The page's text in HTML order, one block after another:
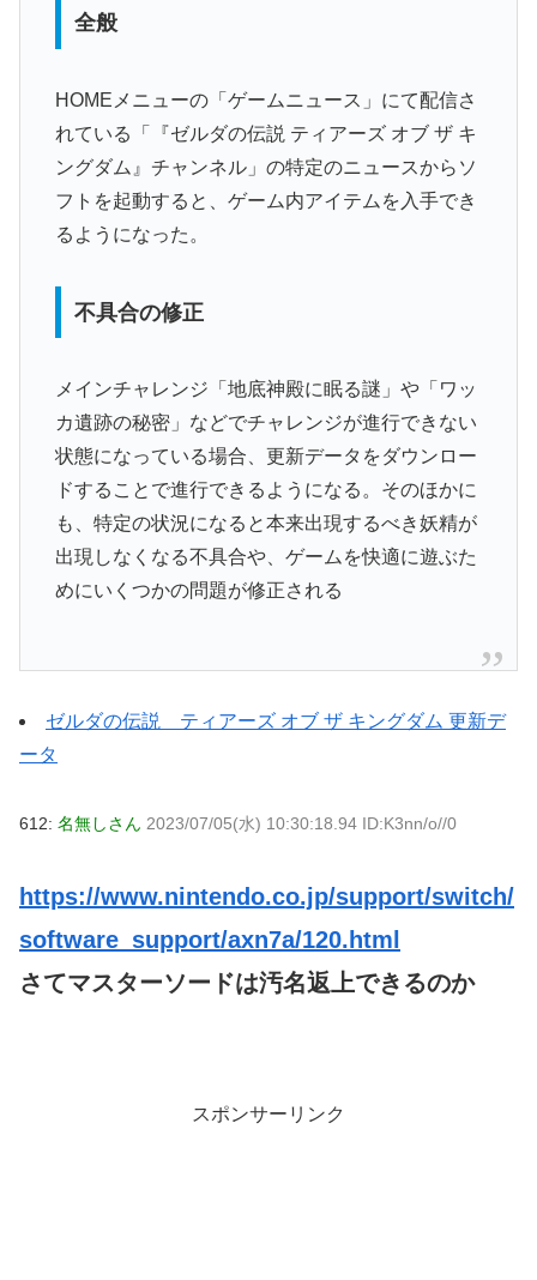
全般
HOMEメニューの「ゲームニュース」にて配信さ
れている「『ゼルダの伝説 ティアーズ オブ ザ キ
ングダム』チャンネル」の特定のニュースからソ
フトを起動すると、ゲーム内アイテムを入手でき
るようになった。
不具合の修正
メインチャレンジ「地底神殿に眠る謎」や「ワッ
カ遺跡の秘密」などでチャレンジが進行できない
状態になっている場合、更新データをダウンロー
ドすることで進行できるようになる。そのほかに
も、特定の状況になると本来出現するべき妖精が
出現しなくなる不具合や、ゲームを快適に遊ぶた
めにいくつかの問題が修正される
ゼルダの伝説 ティアーズ オブ ザ キングダム 更新デ
ータ
612: 名無しさん 2023/07/05(水) 10:30:18.94 ID:K3nn/o//0
https://www.nintendo.co.jp/support/switch/
software_support/axn7a/120.html
さてマスターソードは汚名返上できるのか
スポンサーリンク